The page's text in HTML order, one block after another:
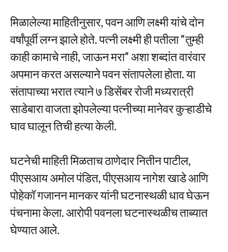
मिळालेल्या माहितीनुसार, पवन आणि लक्ष्मी यांचे दोन
वर्षांपूर्वी लग्न झाले होते. पत्नी लक्ष्मी ही पतीला “तुम्ही
काही कामाचे नाही, जाऊन मरा” अशा शब्दांत वारंवार
अपमान करत असल्याने पवन संतापलेला होता. या
संतापाच्या भरात त्याने ७ डिसेंबर रोजी मध्यरात्री
साडेबारा वाजता झोपलेल्या पत्नीच्या मानेवर कुऱ्हाडीचे
घाव घालून तिची हत्या केली.
घटनेची माहिती मिळताच ठाणेदार नितीन पाटील,
पीएसआय अमोल पंडित, पीएसआय नागेश खाडे आणि
पोहेकॉ गजानन मानकर यांनी घटनास्थळी धाव घेऊन
पंचनामा केला. आरोपी पवनला घटनास्थळीच ताब्यात
घेण्यात आले.